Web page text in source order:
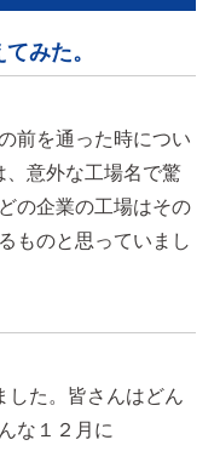
みた。
前を通った時につい
意外な工場名で驚
の企業の工場はその
ものと思っていまし
した。皆さんはどん
な１２月に